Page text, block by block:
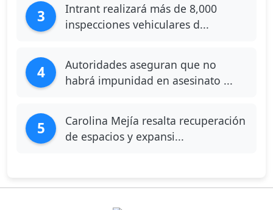
3
Intrant realizará más de 8,000
inspecciones vehiculares d...
4
Autoridades aseguran que no
habrá impunidad en asesinato ...
5
Carolina Mejía resalta recuperación
de espacios y expansi...